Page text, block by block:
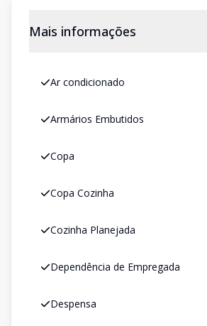
Mais informações
Ar condicionado
Armários Embutidos
Copa
Copa Cozinha
Cozinha Planejada
Dependência de Empregada
Despensa